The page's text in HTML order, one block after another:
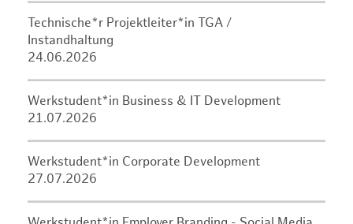
Technische*r Projektleiter*in TGA /
Instandhaltung
24.06.2026
Werkstudent*in Business & IT Development
21.07.2026
Werkstudent*in Corporate Development
27.07.2026